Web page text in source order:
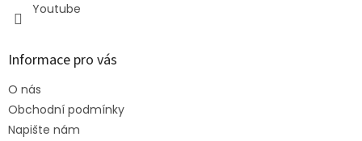
Youtube
Informace pro vás
O nás
Obchodní podmínky
Napište nám